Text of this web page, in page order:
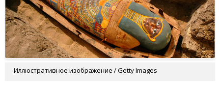
Иллюстративное изображение / Getty Images